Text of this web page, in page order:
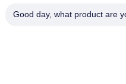
Good day, what product are